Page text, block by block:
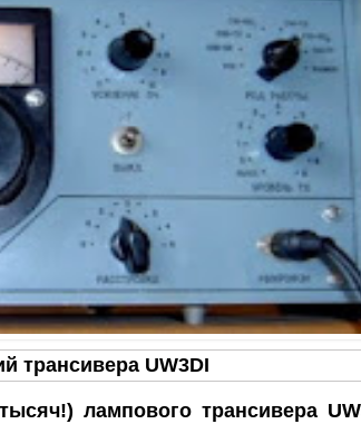
трансивера UW3DI
лампового трансивера